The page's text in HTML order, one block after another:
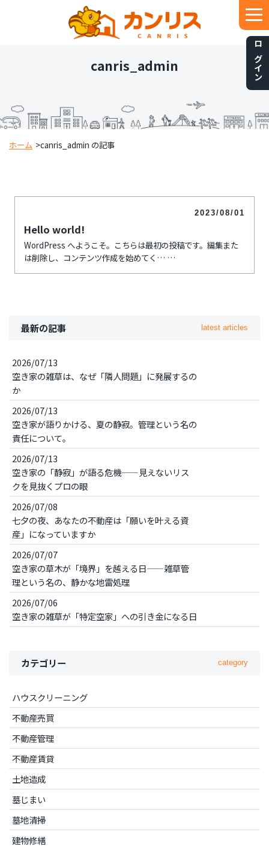
ログイン
canris_admin
ホーム >canris_admin の記事
2023/08/01
Hello world!
WordPress へようこそ。こちらは最初の投稿です。編集また
は削除し、コンテンツ作成を始めてく…
最新の記事 latest articles
2026/07/13
空き家の雑草は、なぜ「隣人問題」に発展するの
か
2026/07/13
空き家が語りかける、夏の静寂。管理という名の
責任について。
2026/07/13
空き家の「静寂」が語る危機——見えないリス
クを見抜くプロの眼
2026/07/08
七夕の夜、あなたの不動産は「願いを叶える資
産」になっていますか
2026/07/07
空き家の草木が「境界」を越える日——雑草管
理という名の、静かな地雷処理
2026/07/06
空き家の雑草が「特定空家」への引き金になる日
カテゴリー category
ハウスクリーニング
不動産売買
不動産管理
不動産賃貸
土地造成
墓じまい
墓地清掃
建物修繕